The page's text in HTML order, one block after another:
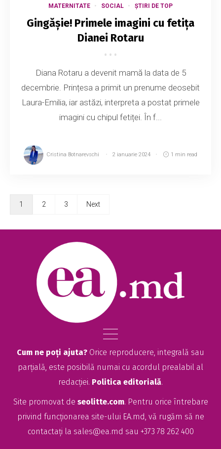
MATERNITATE
SOCIAL ȘTIRI DE TOP
Gingășie! Primele imagini cu fetița
Dianei Rotaru
Diana Rotaru a devenit mamă la data de 5
decembrie. Prințesa a primit un prenume deosebit
Laura-Emilia, iar astăzi, interpreta a postat primele
imagini cu chipul fetiței. În f...
Cristina Botnarevschi 2 ianuarie 2024 1 min read
1 2 3 Next
Cum ne poți ajuta? Orice reproducere, integrală sau
parțială, este posibilă numai cu acordul prealabil al
redacției. Politica editorială.
Site promovat de seolitte.com. Pentru orice întrebare
privind funcționarea site-ului EA.md, vă rugăm să ne
contactați la sales@ea.md sau +373 78 262 400